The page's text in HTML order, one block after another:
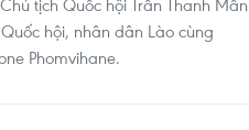
tịch Quốc hội Trần Thanh Mẫn
hội, nhân dân Lào cùng
Phomvihane.